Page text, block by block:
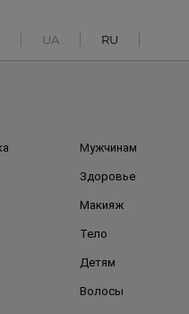
UA RU
Мужчинам
Здоровье
Макияж
Тело
Детям
Волосы